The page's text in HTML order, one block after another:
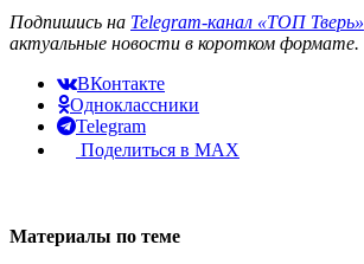
Подпишись на Telegram-канал «ТОП Тверь»
актуальные новости в коротком формате.
ВКонтакте
Одноклассники
Telegram
Поделиться в MAX
Материалы по теме